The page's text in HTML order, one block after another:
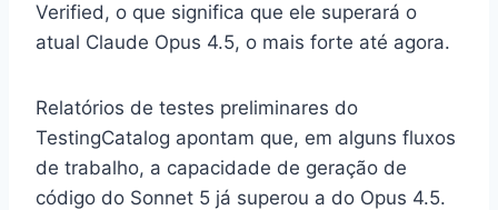
Verified, o que significa que ele superará o
atual Claude Opus 4.5, o mais forte até agora.
Relatórios de testes preliminares do
TestingCatalog apontam que, em alguns fluxos
de trabalho, a capacidade de geração de
código do Sonnet 5 já superou a do Opus 4.5.